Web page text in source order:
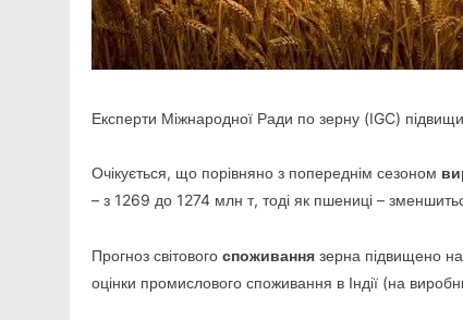
Експерти Міжнародної Ради по зерну (IGC)
Очікується, що порівняно з попереднім сезоном
– з 1269 до 1274 млн т, тоді як пшениці –
Прогноз світового споживання зерна підвищено
оцінки промислового споживання в Індії (на